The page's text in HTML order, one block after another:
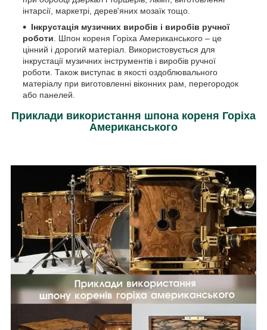
інтарсії, маркетрі, дерев'яних мозаїк тощо.
Інкрустація музичних виробів і виробів ручної
роботи . Шпон кореня Горіха Американського – це
цінний і дорогий матеріал. Використовується для
інкрустації музичних інструментів і виробів ручної
роботи. Також виступає в якості оздоблювального
матеріалу при виготовленні віконних рам, перегородок
або панелей.
Приклади використання шпона кореня Горіха
Американського